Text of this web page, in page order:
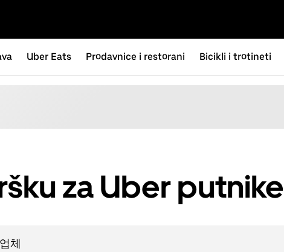
Uber Eats Prodavnice i restorani Bicikli i trotineti
za Uber putnike